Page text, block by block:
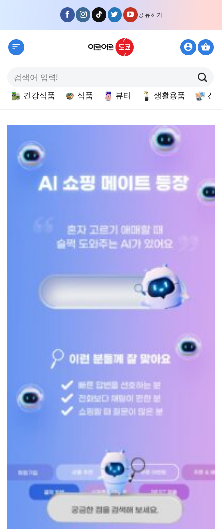
content
공유하기
색:
건강식품 식품 뷰티 생활용품 선